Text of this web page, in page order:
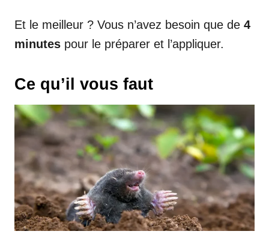
Et le meilleur ? Vous n’avez besoin que de 4
minutes pour le préparer et l’appliquer.
Ce qu’il vous faut